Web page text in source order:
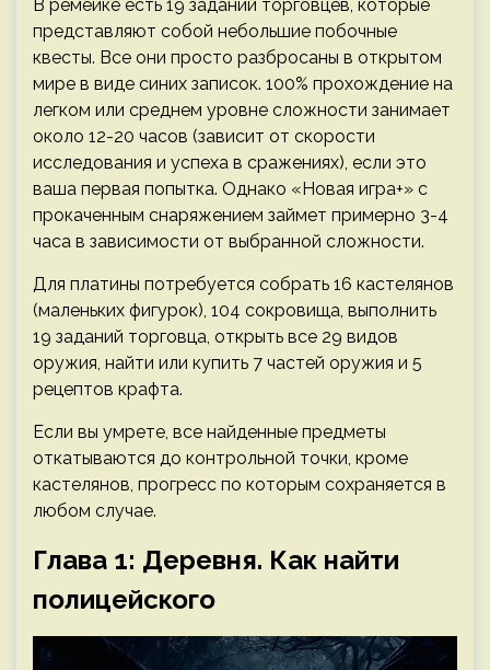
В ремейке есть 19 заданий торговцев, которые
представляют собой небольшие побочные
квесты. Все они просто разбросаны в открытом
мире в виде синих записок. 100% прохождение на
легком или среднем уровне сложности занимает
около 12-20 часов (зависит от скорости
исследования и успеха в сражениях), если это
ваша первая попытка. Однако «Новая игра+» с
прокаченным снаряжением займет примерно 3-4
часа в зависимости от выбранной сложности.
Для платины потребуется собрать 16 кастелянов
(маленьких фигурок), 104 сокровища, выполнить
19 заданий торговца, открыть все 29 видов
оружия, найти или купить 7 частей оружия и 5
рецептов крафта.
Если вы умрете, все найденные предметы
откатываются до контрольной точки, кроме
кастелянов, прогресс по которым сохраняется в
любом случае.
Глава 1: Деревня. Как найти
полицейского